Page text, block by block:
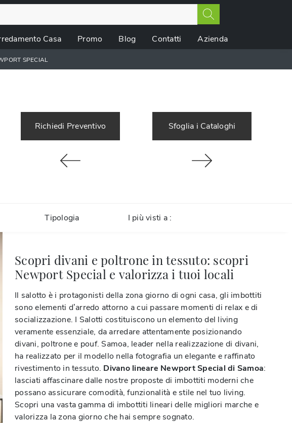
Casa Promo Blog Contatti Azienda
SPECIAL
Richiedi Preventivo Sfoglia i Cataloghi
Tipologia I più visti a :
Scopri divani e poltrone in tessuto: scopri
Newport Special e valorizza i tuoi locali
Il salotto è i protagonisti della zona giorno di ogni casa, gli imbottiti
sono elementi d’arredo attorno a cui passare momenti di relax e di
socializzazione. I Salotti costituiscono un elemento del living
veramente essenziale, da arredare attentamente posizionando
divani, poltrone e pouf. Samoa, leader nella realizzazione di divani,
ha realizzato per il modello nella fotografia un elegante e raffinato
rivestimento in tessuto. Divano lineare Newport Special di Samoa:
lasciati affascinare dalle nostre proposte di imbottiti moderni che
possano assicurare comodità, funzionalità e stile nel tuo living.
Scopri una vasta gamma di imbottiti lineari delle migliori marche e
valorizza la zona giorno che hai sempre sognato.